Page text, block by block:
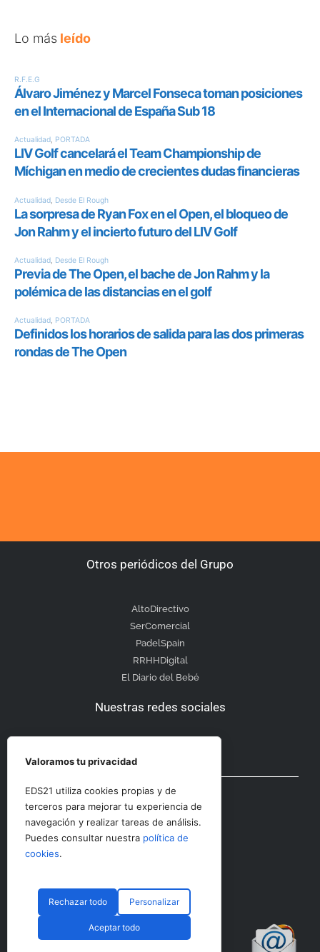
Lo más leído
Otros periódicos del Grupo
AltoDirectivo
SerComercial
PadelSpain
RRHHDigital
El Diario del Bebé
Nuestras redes sociales
Otras secciones
Contacto
© CopyRight 2023 RRHHDigital
Valoramos tu privacidad
EDS21 utiliza cookies propias y de
terceros para mejorar tu experiencia de
navegación y realizar tareas de análisis.
Puedes consultar nuestra política de
cookies.
Rechazar todo Personalizar
Aceptar todo